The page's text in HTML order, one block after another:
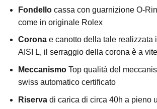
Fondellocassa con guarnizione O-
come in originale Rolex
Coronae canotto della tale realizzata
AISI L, il serraggio della corona è a
MeccanismoTop qualità del
swiss automatico certificato
Riservadi carica di circa 40h a pieno